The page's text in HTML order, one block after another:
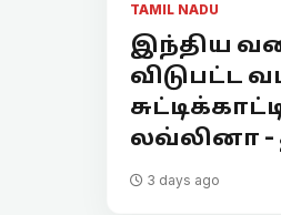
TAMIL NADU
இந்திய
விடுபட்ட
லவ்லினா -
3 days ago